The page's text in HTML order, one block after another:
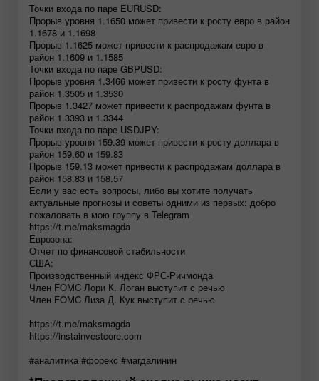
Точки входа по паре EURUSD:
Прорыв уровня 1.1650 может привести к росту евро в район
1.1678 и 1.1698
Прорыв 1.1625 может привести к распродажам евро в
район 1.1609 и 1.1585
Точки входа по паре GBPUSD:
Прорыв уровня 1.3466 может привести к росту фунта в
район 1.3505 и 1.3530
Прорыв 1.3427 может привести к распродажам фунта в
район 1.3393 и 1.3344
Точки входа по паре USDJPY:
Прорыв уровня 159.39 может привести к росту доллара в
район 159.60 и 159.83
Прорыв 159.13 может привести к распродажам доллара в
район 158.83 и 158.57
Если у вас есть вопросы, либо вы хотите получать
актуальные прогнозы и советы одними из первых: добро
пожаловать в мою группу в Telegram
https://t.me/maksmagda
Еврозона:
Отчет по финансовой стабильности
США:
Производственный индекс ФРС-Ричмонда
Член FOMC Лори К. Логан выступит с речью
Член FOMC Лиза Д. Кук выступит с речью
https://t.me/maksmagda
https://instainvestcore.com
#аналитика #форекс #магдалинин